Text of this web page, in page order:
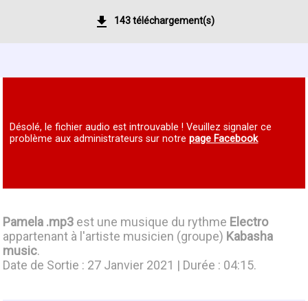
143 téléchargement(s)
Désolé, le fichier audio est introuvable ! Veuillez signaler ce
problème aux administrateurs sur notrepage Facebook
Pamela .mp3 est une musique du rythme Electro
appartenant à l'artiste musicien (groupe) Kabasha
music.
Date de Sortie : 27 Janvier 2021 | Durée : 04:15.